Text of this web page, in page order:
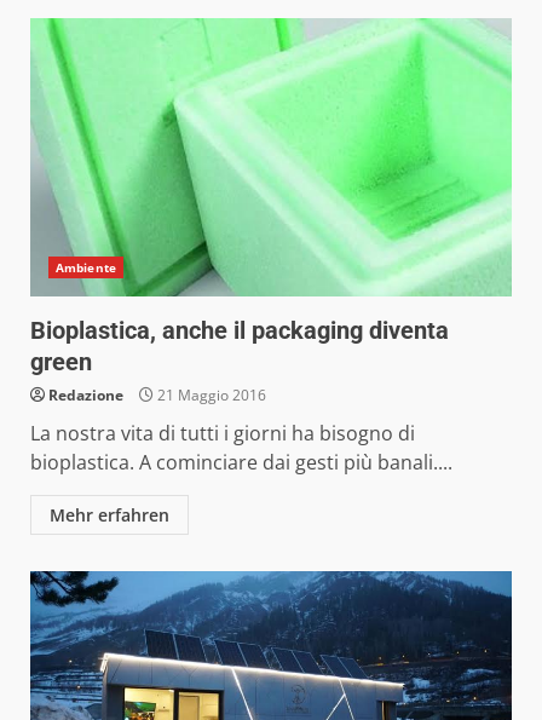
Ambiente
Bioplastica, anche il packaging diventa
green
Redazione 21 Maggio 2016
La nostra vita di tutti i giorni ha bisogno di
bioplastica. A cominciare dai gesti più banali....
Mehr erfahren